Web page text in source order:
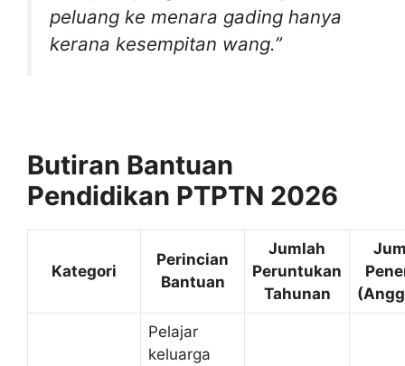
peluang ke menara gading hanya
kerana kesempitan wang.”
Butiran Bantuan
Pendidikan PTPTN 2026
Kategori
Perincian
Bantuan
Jumlah
Peruntukan
Tahunan
Pelajar
keluarga